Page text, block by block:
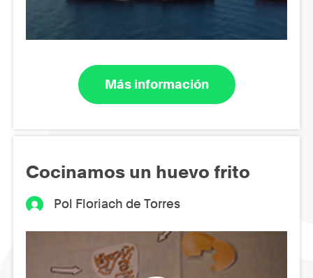
Más información
Cocinamos un huevo frito
Pol Floriach de Torres